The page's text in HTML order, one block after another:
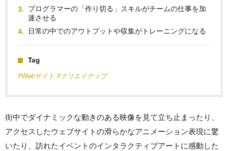
プログラマーの「作り切る」スキルがチームの仕事を加
速させる
日常の中でのアウトプットや収集がトレーニングになる
Tag
#Webサイト #クリエイティブ
街中でダイナミックな動きのある映像を見て立ち止まったり、
アクセスしたウェブサイトの滑らかなアニメーション表現に驚
いたり、訪れたイベントのインタラクティブアートに感動した